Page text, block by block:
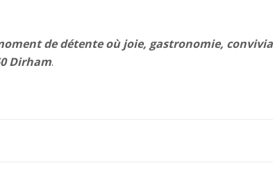
de détente où joie, gastronomie,
Dirham.